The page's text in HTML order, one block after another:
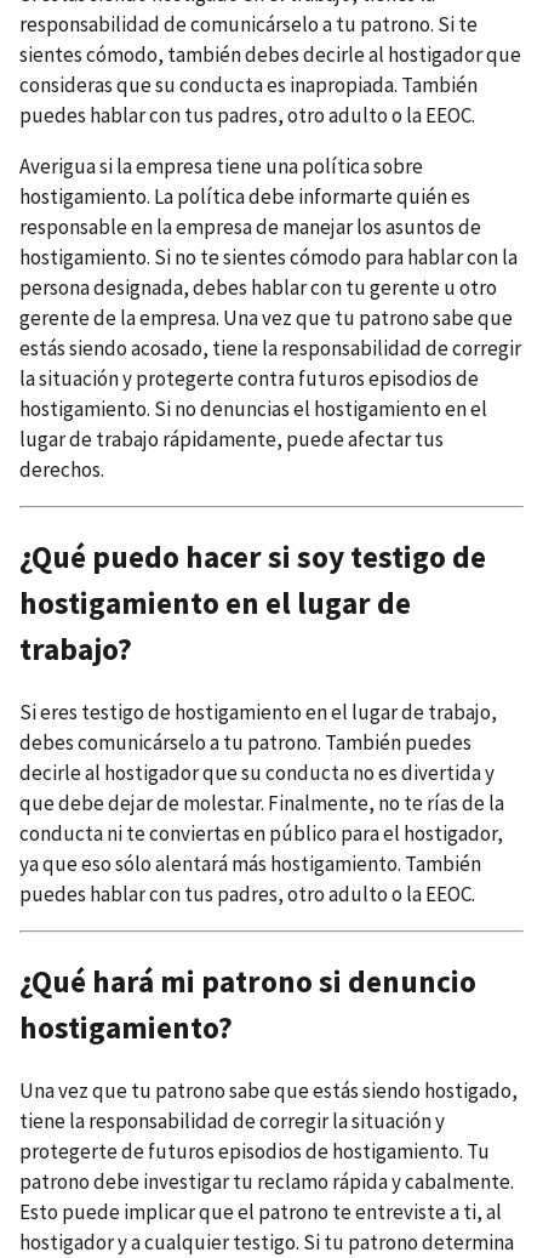
responsabilidad de comunicárselo a tu patrono. Si te
sientes cómodo, también debes decirle al hostigador que
consideras que su conducta es inapropiada. También
puedes hablar con tus padres, otro adulto o la EEOC.
Averigua si la empresa tiene una política sobre
hostigamiento. La política debe informarte quién es
responsable en la empresa de manejar los asuntos de
hostigamiento. Si no te sientes cómodo para hablar con la
persona designada, debes hablar con tu gerente u otro
gerente de la empresa. Una vez que tu patrono sabe que
estás siendo acosado, tiene la responsabilidad de corregir
la situación y protegerte contra futuros episodios de
hostigamiento. Si no denuncias el hostigamiento en el
lugar de trabajo rápidamente, puede afectar tus
derechos.
¿Qué puedo hacer si soy testigo de
hostigamiento en el lugar de
trabajo?
Si eres testigo de hostigamiento en el lugar de trabajo,
debes comunicárselo a tu patrono. También puedes
decirle al hostigador que su conducta no es divertida y
que debe dejar de molestar. Finalmente, no te rías de la
conducta ni te conviertas en público para el hostigador,
ya que eso sólo alentará más hostigamiento. También
puedes hablar con tus padres, otro adulto o la EEOC.
¿Qué hará mi patrono si denuncio
hostigamiento?
Una vez que tu patrono sabe que estás siendo hostigado,
tiene la responsabilidad de corregir la situación y
protegerte de futuros episodios de hostigamiento. Tu
patrono debe investigar tu reclamo rápida y cabalmente.
Esto puede implicar que el patrono te entreviste a ti, al
hostigador y a cualquier testigo. Si tu patrono determina